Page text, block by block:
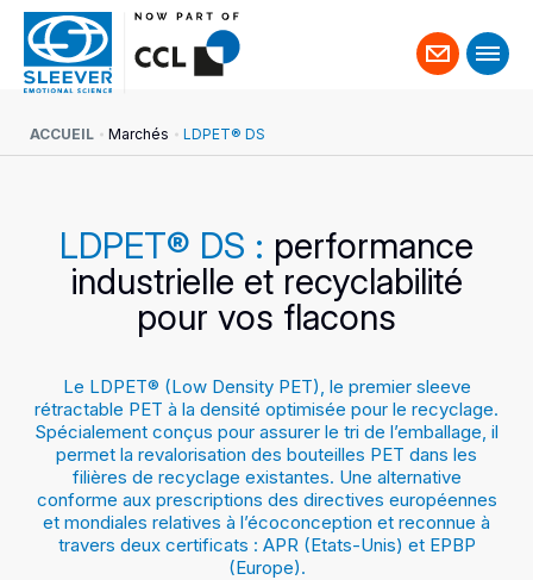
Contact
ACCUEIL Marchés LDPET® DS
LDPET® DS : performance
industrielle et recyclabilité
pour vos flacons
Le LDPET® (Low Density PET), le premier sleeve
rétractable PET à la densité optimisée pour le recyclage.
Spécialement conçus pour assurer le tri de l’emballage, il
permet la revalorisation des bouteilles PET dans les
filières de recyclage existantes. Une alternative
conforme aux prescriptions des directives européennes
et mondiales relatives à l’écoconception et reconnue à
travers deux certificats : APR (Etats-Unis) et EPBP
(Europe).